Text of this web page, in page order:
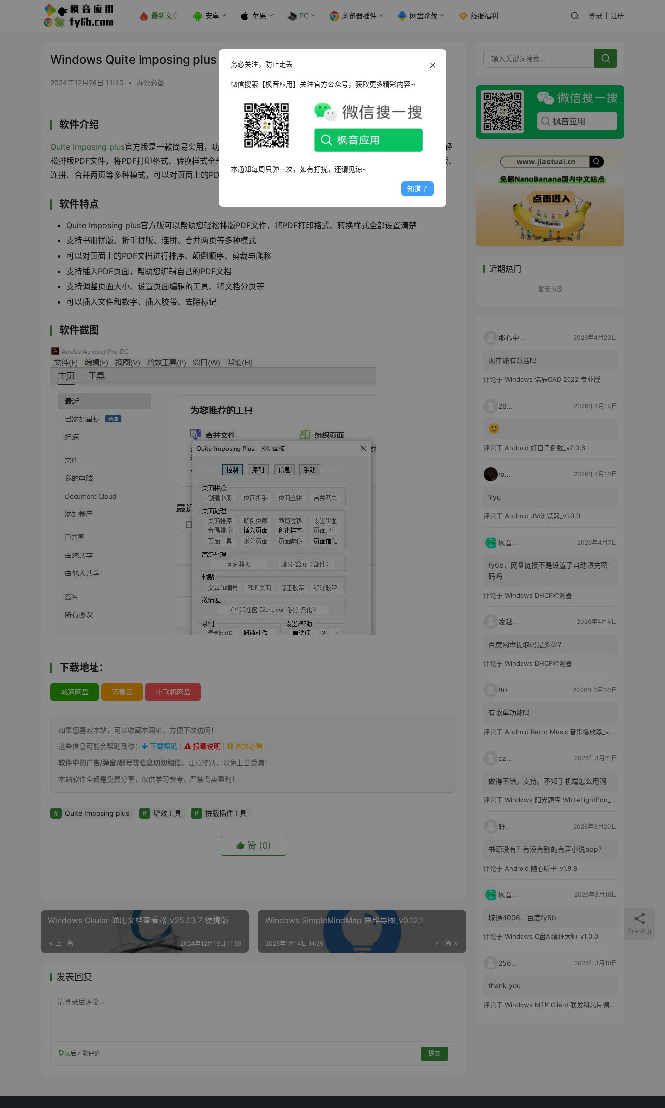
最新文章 安卓 苹果 PC 浏览器插件 网盘珍藏 线报福利 登录 注册
Windows Quite Imposing plus 增效工具_v5.3
2024年12月26日 11:40 • 办公必备
软件介绍
Quite Imposing plus官方版是一款简易实用，功能全面的拼版插件工具
。Quite Imposing plus最新版可以帮助您轻
松排版PDF文件，将PDF打印格式、转换样式全部设置清楚。Quite Imposing plus官方版支持书册拼版、折手拼版、
连拼、合并两页等多种模式，可以对页面上的PDF文档进行排序、颠倒顺序、剪裁与爬移。
软件特点
Quite Imposing plus官方版可以帮助您轻松排版PDF文件，将PDF打印格式、转换样式全部设置清楚
支持书册拼版、折手拼版、连拼、合并两页等多种模式
可以对页面上的PDF文档进行排序、颠倒顺序、剪裁与爬移
支持插入PDF页面，帮助您编辑自己的PDF文档
支持调整页面大小、设置页面编辑的工具、将文档分页等
可以插入文件和数字、插入胶带、去除标记
软件截图
下载地址：
城通网盘 蓝奏云 小飞机网盘
如果您喜欢本站，可以收藏本网址，方便下次访问！
这些信息可能会帮助到你：
下载帮助 报毒说明
进站必看
软件中的广告/弹窗/群号等信息切勿相信，注意鉴别，以免上当受骗！
本站软件全都是免费分享，仅供学习参考，严禁倒卖盈利！
Quite Imposing plus 增效工具 拼版插件工具
赞 (0)
Windows Okular 通用文档查看器_v25.03.7 便携版
上一篇 2024年12月19日 11:55
Windows SimpleMindMap 思维导图_v0.12.1
下一篇
2025年1月14日 11:29
发表回复
请登录后评论...
登录后才能评论 提交
近期热门
暂无内容
那心中的话 2026年4月23日
现在能有激活吗
评论于 Windows 浩辰CAD 2022 专业版
2603 2026年4月14日
评论于 Android 好日子倒数_v2.0.6
raka 2026年4月10日
Yyu
评论于 Android JM浏览器_v1.0.0
枫音应用 2026年4月7日
fy6b，网盘链接不是设置了自动填充密
码吗
评论于 Windows DHCP检测器
凌越电子 2026年4月4日
百度网盘提取码是多少？
评论于 Windows DHCP检测器
80521 2026年3月30日
有歌单功能吗
评论于 Android Retro Music 音乐播放器_v6.6.0
czh7 2026年3月21日
做得不错，支持。不知手机端怎么用啊
评论于 Windows 阳光题库 WhiteLightEdu_v2.0.0
轩爸 2026年3月20日
书源没有？有没有别的有声小说app？
评论于 Android 随心听书_v1.9.8
枫音应用 2026年3月18日
城通4006，百度fy6b
评论于 Windows C盘AI清理大师_v1.0.0
25651 2026年3月18日
thank you
评论于 Windows MTK Client 联发科芯片调试工具_v2.01 汉化版
分享本页
务必关注，防止走丢
微信搜索【枫音应用】关注官方公众号，获取更多精彩内容~
本通知每周只弹一次，如有打扰，还请见谅~
知道了